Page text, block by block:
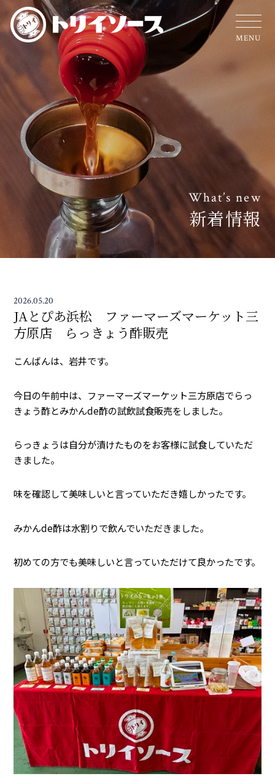
MENU
What’s new
新着情報
2026.05.20
JAとぴあ浜松 ファーマーズマーケット三
方原店 らっきょう酢販売
こんばんは、岩井です。
今日の午前中は、ファーマーズマーケット三方原店でらっ
きょう酢とみかんde酢の試飲試食販売をしました。
らっきょうは自分が漬けたものをお客様に試食していただ
きました。
味を確認して美味しいと言っていただき嬉しかったです。
みかんde酢は水割りで飲んでいただきました。
初めての方でも美味しいと言っていただけて良かったです。